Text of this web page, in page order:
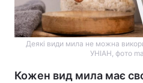
Деякі види мила не можна
УНIАН, фото
Кожен вид мила має